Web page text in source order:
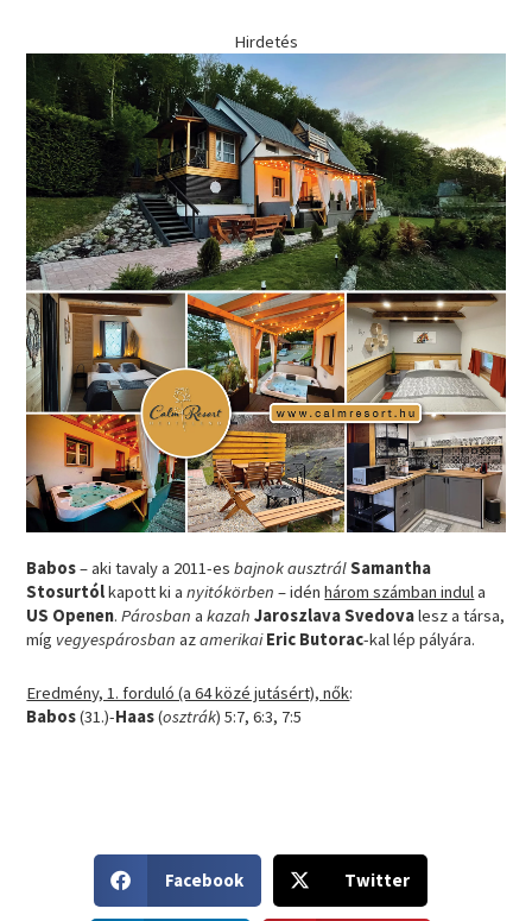
Hirdetés
Babos– aki tavaly a 2011-es bajnok ausztrálSamantha
Stosurtólkapott ki anyitókörben – idénhárom számban indula
US Openen.Párosban akazah Jaroszlava Svedovalesz a társa,
míg vegyespárosban azamerikai Eric Butorac-kal lép pályára.
Eredmény, 1. forduló (a 64 közé jutásért), nők:
Babos(31.)-Haas(osztrák) 5:7, 6:3, 7:5
h
a
Facebook
h
a
Twitter